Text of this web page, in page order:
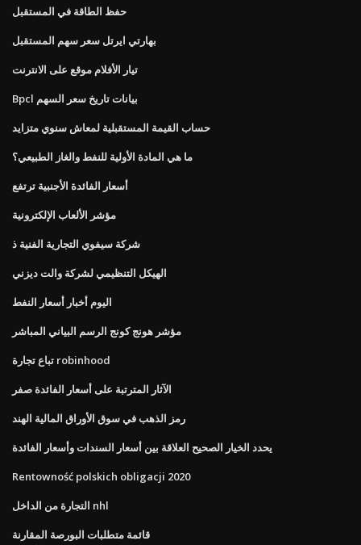
حفظ الطاقة في المستقبل
بهارتي ايرتل سعر سهم المستقبل
تيار الأفلام موقع على الانترنت
Bpcl بيانات تاريخ سعر السهم
حساب القيمة المستقبلية لمعاش سنوي متزايد
ما هي المادة الأولية للنفط والغاز الطبيعي؟
أسعار الفائدة الأجنبية ترتفع
مؤشر الألعاب الإلكترونية
شركة سيفوي التجارية الفنية ذ
الهيكل التنظيمي لشركة والت ديزني
اليوم أخبار أسعار النفط
مؤشر هونج كونج الرسم البياني المباشر
تباع تجارة robinhood
الآثار المترتبة على أسعار الفائدة صفر
رمز الذهب في سوق الأوراق المالية الهند
يحدد الخيار الصحيح العلاقة بين أسعار السندات وأسعار الفائدة
Rentowność polskich obligacji 2020
التجارة من الداخل nhl
قائمة متطلبات البورصة المقارنة